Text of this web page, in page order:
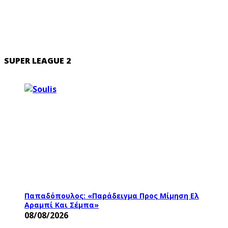
SUPER LEAGUE 2
Παπαδόπουλος: «Παράδειγμα Προς Μίμηση Ελ
Αραμπί Και Σέμπα»
08/08/2026